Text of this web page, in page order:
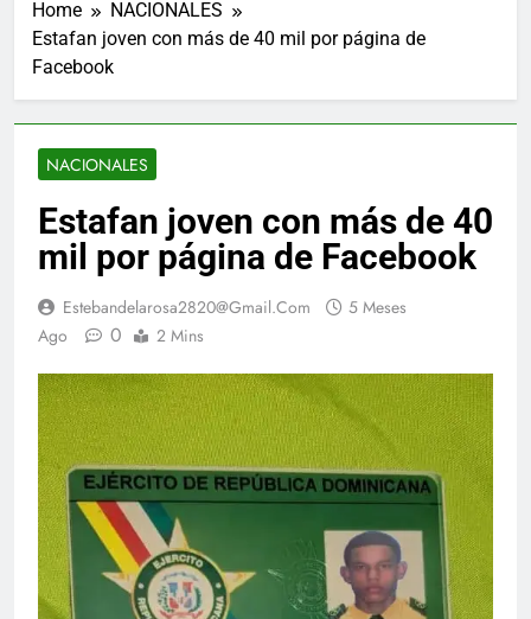
Home
NACIONALES
Estafan joven con más de 40 mil por página de
Facebook
NACIONALES
Estafan joven con más de 40
mil por página de Facebook
Estebandelarosa2820@gmail.com
5 Meses
Ago
0 2 Mins